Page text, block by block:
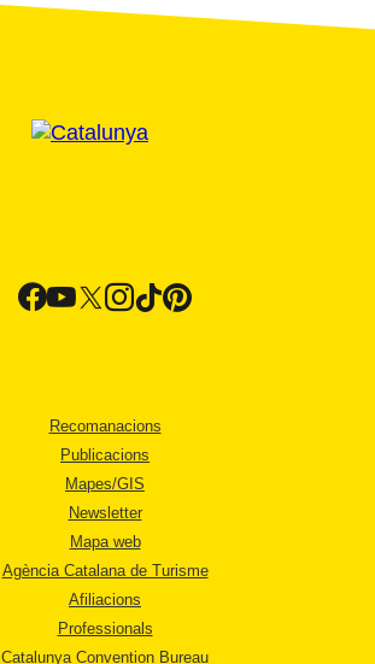
Recomanacions
Publicacions
Mapes/GIS
Newsletter
Mapa web
Agència Catalana de Turisme
Afiliacions
Professionals
Catalunya Convention Bureau